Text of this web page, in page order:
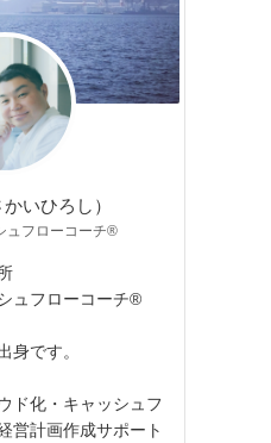
いひろし）
ュフローコーチ®
ュフローコーチ®
身です。
ド化・キャッシュフ
営計画作成サポート